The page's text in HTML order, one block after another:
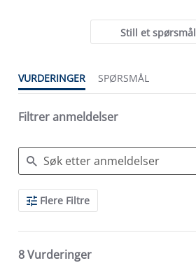
Still et spørsmål
VURDERINGER SPØRSMÅL
Filtrer anmeldelser
Search
ReviewsFlere Filtre
8 Vurderinger